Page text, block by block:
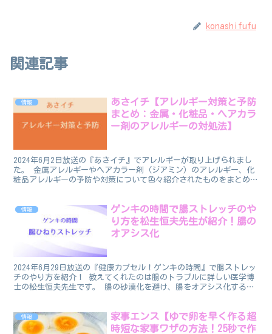
konashifufu
関連記事
情報
あさイチ【アレルギー対策と予防
まとめ：金属・化粧品・ヘアカラ
ー剤のアレルギーの対処法】
2024年6月2日放送の『あさイチ』でアレルギーが取り上げられまし
た。 金属アレルギーやヘアカラー剤（ジアミン）のアレルギー、化
粧品アレルギーの予防や対策について色々紹介されたものをまとめま
情報
ゲンキの時間で腸ストレッチのや
り方を松生恒夫先生が紹介！腸の
オアシス化
2024年6月29日放送の『健康カプセル！ゲンキの時間』で腸ストレッ
チのやり方を紹介！ 教えてくれたのは腸のトラブルに詳しい医学博
士の松生恒夫先生です。 腸の砂漠化を避け、腸をオアシス化するた
情報
家事エンス【ゆで卵を早く作る超
時短な家事ワザの方法！25秒で作